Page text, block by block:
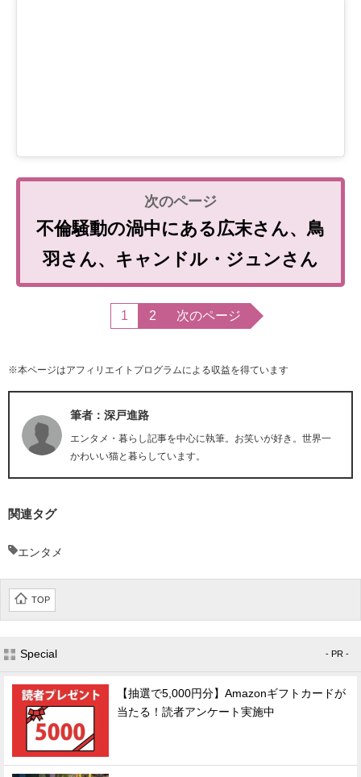
不倫騒動の渦中にある広末さん、鳥
羽さん、キャンドル・ジュンさん
1 2 次のページ
※本ページはアフィリエイトプログラムによる収益を得ています
筆者：深戸進路
エンタメ・暮らし記事を中心に執筆。お笑いが好き。世界一
かわいい猫と暮らしています。
関連タグ
エンタメ
TOP
Special - PR -
【抽選で5,000円分】Amazonギフトカードが
当たる！読者アンケート実施中